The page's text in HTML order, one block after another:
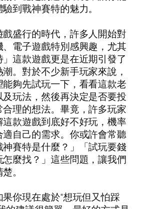
到戰神賽特的魅力。
盛行的時代，許多人開始對
電子遊戲特別感興趣，尤其
這款遊戲更是在近期引發了
。對於不少新手玩家來說，
夠先試玩一下，看看這款老
及玩法，然後再決定是否要投
理的想法。畢竟，許多玩家
款遊戲到底好不好玩，機率
自己的需求。你或許會常聽
賽特是什麼？」「試玩要錢
麼找？」這些問題，讓我們
。
你現在處於“想玩但又怕踩